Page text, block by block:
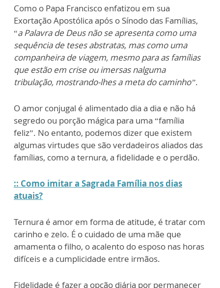
Como o Papa Francisco enfatizou em sua
Exortação Apostólica após o Sínodo das Famílias,
“a Palavra de Deus não se apresenta como uma
sequência de teses abstratas, mas como uma
companheira de viagem, mesmo para as famílias
que estão em crise ou imersas nalguma
tribulação, mostrando-lhes a meta do caminho”.
O amor conjugal é alimentado dia a dia e não há
segredo ou porção mágica para uma “família
feliz”. No entanto, podemos dizer que existem
algumas virtudes que são verdadeiros aliados das
famílias, como a ternura, a fidelidade e o perdão.
:: Como imitar a Sagrada Família nos dias
atuais?
Ternura é amor em forma de atitude, é tratar com
carinho e zelo. É o cuidado de uma mãe que
amamenta o filho, o acalento do esposo nas horas
difíceis e a cumplicidade entre irmãos.
Fidelidade é fazer a opção diária por permanecer